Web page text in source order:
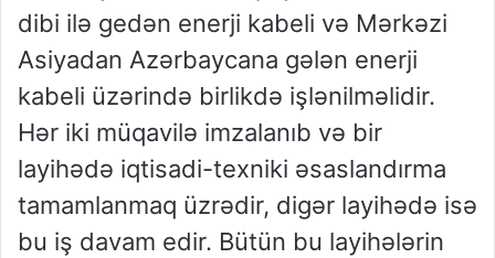
dibi ilə gedən enerji kabeli və Mərkəzi
Asiyadan Azərbaycana gələn enerji
kabeli üzərində birlikdə işlənilməlidir.
Hər iki müqavilə imzalanıb və bir
layihədə iqtisadi-texniki əsaslandırma
tamamlanmaq üzrədir, digər layihədə isə
bu iş davam edir. Bütün bu layihələrin